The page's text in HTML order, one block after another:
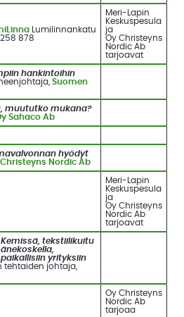
Lumilinnankatu
258 878
Meri-Lapin
Keskuspesula
ja
Oy Christeyns
Nordic Ab
tarjoavat
hankintoihin
Suomen
muututko mukana?
Sahaco Ab
hyödyt
Christeyns Nordic Ab
Meri-Lapin
Keskuspesula
ja
Oy Christeyns
Nordic Ab
tarjoavat
tekstiilikuitu
yrityksiin
tehtaiden johtaja,
Oy Christeyns
Nordic Ab
tarjoaa